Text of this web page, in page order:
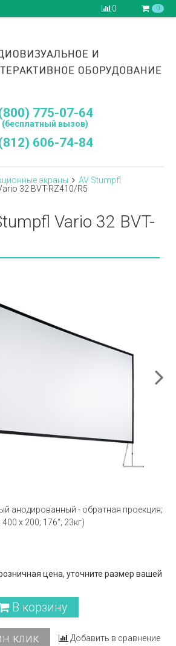
0 0
775-07-64
вызов)
606-74-84
экраны
AV Stumpfl
32 BVT-RZ410/R5
Vario 32 BVT-
анодированный - обратная проекция;
x 200; 176“; 23кг)
цена, уточните размер вашей
В корзину
клик Добавить в сравнение